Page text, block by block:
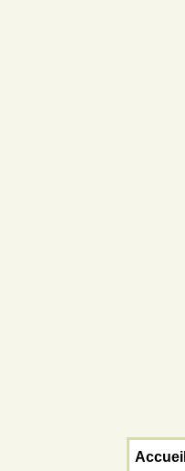
Accueil